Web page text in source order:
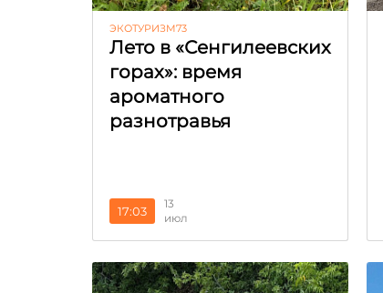
ЭКОТУРИЗМ73
Лето в «Сенгилеевских
горах»: время
ароматного
разнотравья
17:03
13
июл